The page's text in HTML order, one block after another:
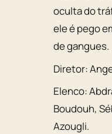
oculta do
ele é pego
de gangues.
Diretor:
Elenco:
Boudouh,
Azougli.